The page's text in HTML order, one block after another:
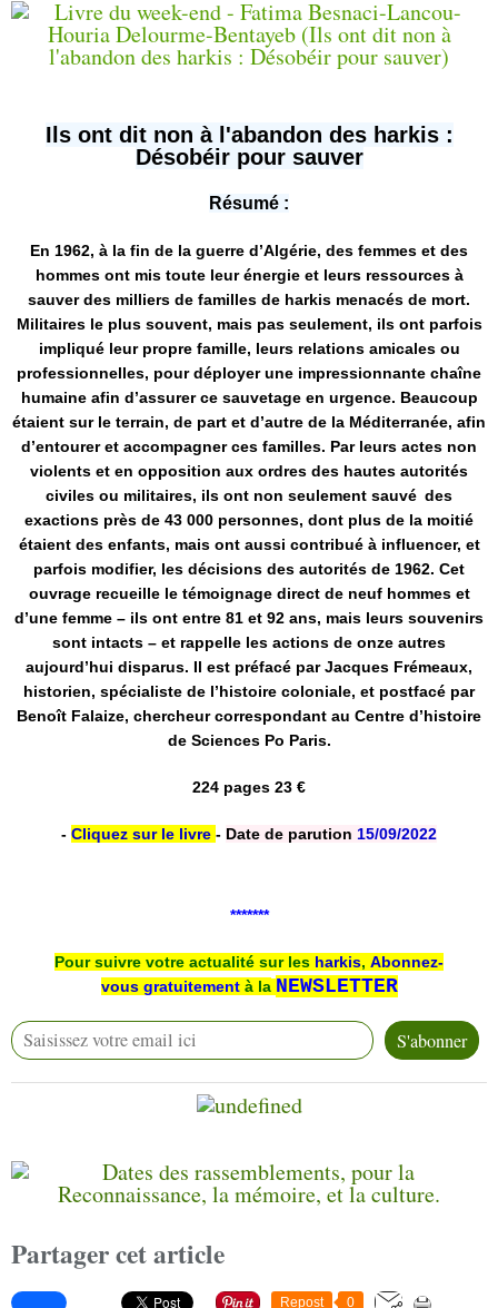
Ils ont dit non à l'abandon des harkis :
Désobéir pour sauver
Résumé :
En 1962, à la fin de la guerre d’Algérie, des femmes et des
hommes ont mis toute leur énergie et leurs ressources à
sauver des milliers de familles de harkis menacés de mort.
Militaires le plus souvent, mais pas seulement, ils ont parfois
impliqué leur propre famille, leurs relations amicales ou
professionnelles, pour déployer une impressionnante chaîne
humaine afin d’assurer ce sauvetage en urgence. Beaucoup
étaient sur le terrain, de part et d’autre de la Méditerranée, afin
d’entourer et accompagner ces familles. Par leurs actes non
violents et en opposition aux ordres des hautes autorités
civiles ou militaires, ils ont non seulement sauvé des
exactions près de 43 000 personnes, dont plus de la moitié
étaient des enfants, mais ont aussi contribué à influencer, et
parfois modifier, les décisions des autorités de 1962. Cet
ouvrage recueille le témoignage direct de neuf hommes et
d’une femme – ils ont entre 81 et 92 ans, mais leurs souvenirs
sont intacts – et rappelle les actions de onze autres
aujourd’hui disparus. Il est préfacé par Jacques Frémeaux,
historien, spécialiste de l’histoire coloniale, et postfacé par
Benoît Falaize, chercheur correspondant au Centre d’histoire
de Sciences Po Paris.
224 pages 23 €
- Cliquez sur le livre - Date de parution 15/09/2022
*******
Pour suivre votre actualité sur les harkis, Abonnez-
vous gratuitement à la NEWSLETTER
Partager cet article
Repost 0